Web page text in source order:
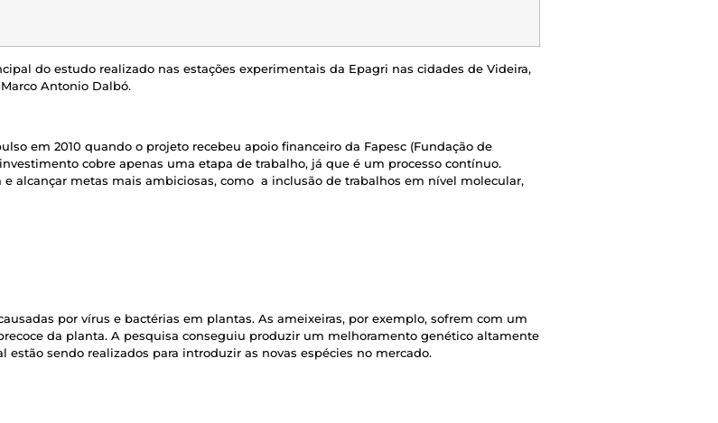
do estudo realizado nas estações experimentais da Epagri nas cidades de Videira,
Antonio Dalbó.
em 2010 quando o projeto recebeu apoio financeiro da Fapesc (Fundação de
cobre apenas uma etapa de trabalho, já que é um processo contínuo.
alcançar metas mais ambiciosas, como a inclusão de trabalhos em nível molecular,
por vírus e bactérias em plantas. As ameixeiras, por exemplo, sofrem com um
da planta. A pesquisa conseguiu produzir um melhoramento genético altamente
sendo realizados para introduzir as novas espécies no mercado.